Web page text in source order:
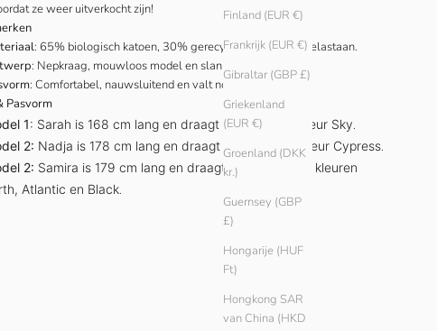
Finland (EUR €)
Frankrijk (EUR €)
Gibraltar (GBP £)
Griekenland
(EUR €)
Groenland (DKK
kr.)
Guernsey (GBP
£)
Hongarije (HUF
Ft)
Hongkong SAR
van China (HKD
ze weer uitverkocht zijn!
: 65% biologisch katoen, 30% gerecycled katoen, 5% elastaan.
: Nepkraag, mouwloos model en slanke pasvorm.
: Comfortabel, nauwsluitend en valt normaal qua maat.
Pasvorm
1: Sarah is 168 cm lang en draagt maat L in de kleur Sky.
2: Nadja is 178 cm lang en draagt maat S in de kleur Cypress.
2: Samira is 179 cm lang en draagt maat XS in de kleuren
Atlantic en Black.